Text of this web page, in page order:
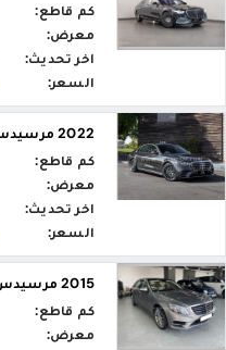
كم قاطع:
معرض:
اخر تحديث:
السعر:
2022 مرسيدس بنز الفئه S 450 AMG
كم قاطع:
معرض:
اخر تحديث:
السعر:
2015 مرسيدس بنز الفئه S 400
كم قاطع:
معرض: